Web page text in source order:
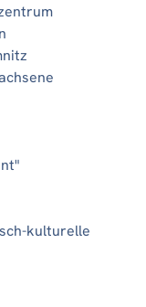
kulturelle